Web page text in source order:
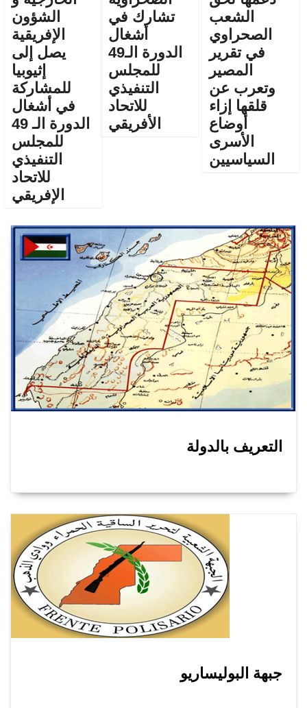
الشعب
الصحراوي
في تقرير
المصير
وتعرب عن
قلقها إزاء
أوضاع
الأسرى
السياسيين
تشارك في
أشغال
الدورة الـ49
للمجلس
التنفيذي
للاتحاد
الأفريقي
الشؤون
الإفريقية
يصل إلى
إثيوبيا
للمشاركة
في أشغال
الدورة الـ 49
للمجلس
التنفيذي
للاتحاد
الإفريقي
التعريف بالدولة
جبهة البوليساريو